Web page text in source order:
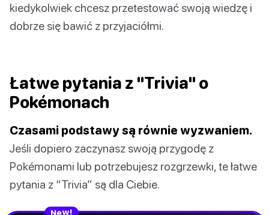
kiedykolwiek chcesz przetestować swoją wiedzę i
dobrze się bawić z przyjaciółmi.
Łatwe pytania z "Trivia" o
Pokémonach
Czasami podstawy są równie wyzwaniem.
Jeśli dopiero zaczynasz swoją przygodę z
Pokémonami lub potrzebujesz rozgrzewki, te łatwe
pytania z “Trivia” są dla Ciebie.
Ne !